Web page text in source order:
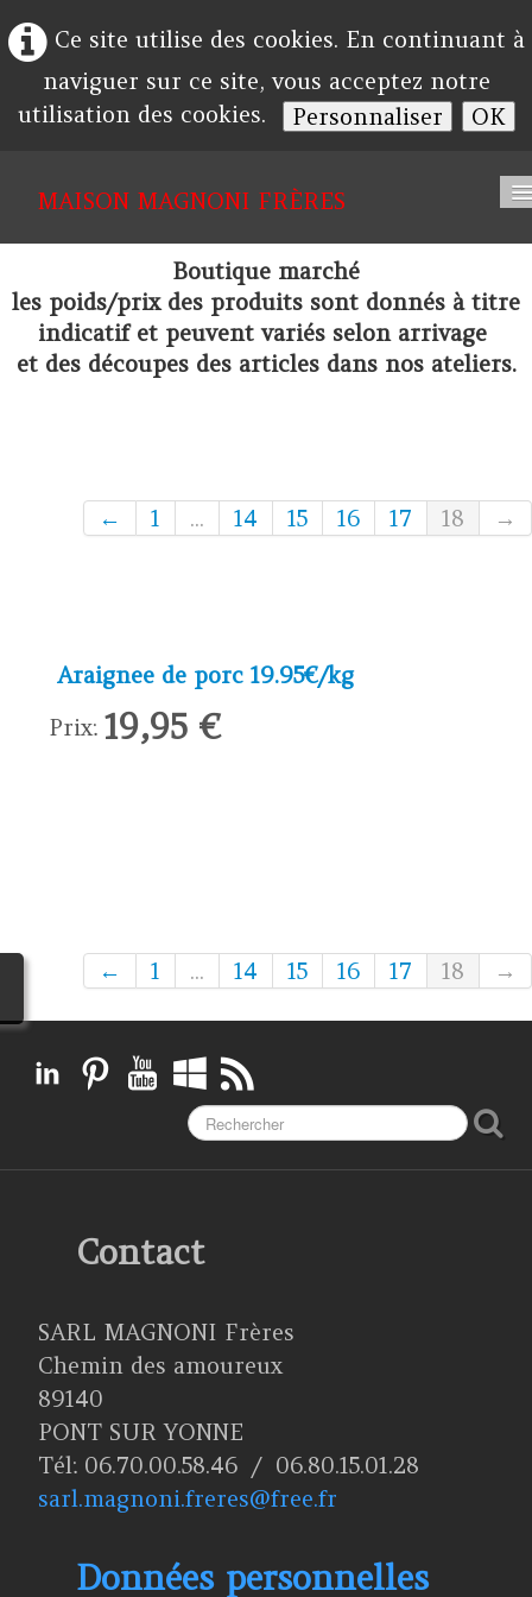
Ce site utilise des cookies. En continuant à
naviguer sur ce site, vous acceptez notre
utilisation des cookies.
Personnaliser OK
MAISON MAGNONI FRÈRES
Société
Album
Boutique marché
les poids/prix des produits sont donnés à titre
indicatif et peuvent variés selon arrivage
et des découpes des articles dans nos ateliers.
← 1 ... 14 15 16 17 18 →
Araignee de porc 19.95€/kg
Prix: 19,95 €
← 1 ... 14 15 16 17 18 →
Contact
SARL MAGNONI Frères
Chemin des amoureux
89140
PONT SUR YONNE
Tél: 06.70.00.58.46 / 06.80.15.01.28
sarl.magnoni.freres@free.fr
Données personnelles